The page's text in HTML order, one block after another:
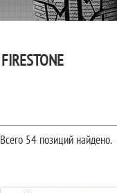
FIRESTONE
Всего 54 позиций найдено.